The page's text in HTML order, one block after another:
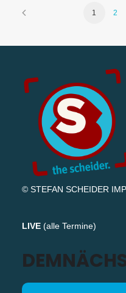
1 2
© STEFAN SCHEIDER
LIVE (alle Termine)